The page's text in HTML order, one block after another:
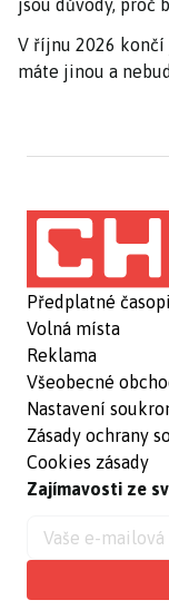
jsou důvody, proč
V říjnu 2026 končí
máte jinou a
Předplatné
Volná místa
Reklama
Všeobecné
Nastavení
Zásady ochrany
Cookies zásady
Zajímavosti ze